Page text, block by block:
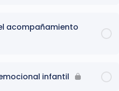
acompañamiento
infantil